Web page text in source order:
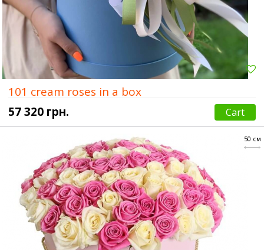
101 cream roses in a box
57 320 грн.
Cart
50 см